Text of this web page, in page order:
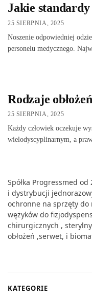
Jakie
25 SIERPNIA, 2025
Noszenie odpowiedniej
personelu medycznego.
Rodzaje
25 SIERPNIA, 2025
Każdy człowiek oczekuje
wielodyscyplinarnym, a
Spółka Progressmed
i dystrybucji
ochronne na sprzęty do
wężyków do
chirurgicznych ,
obłożeń ,serwet, i
KATEGORIE